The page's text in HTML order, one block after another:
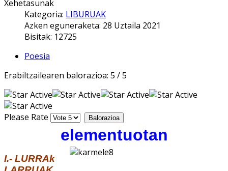
Xehetasunak
Kategoria: LIBURUAK
Azken eguneraketa: 28 Uztaila 2021
Bisitak: 12725
Poesia
Erabiltzailearen balorazioa: 5 /5
Please Rate
elementuotan
I.- LURRAk